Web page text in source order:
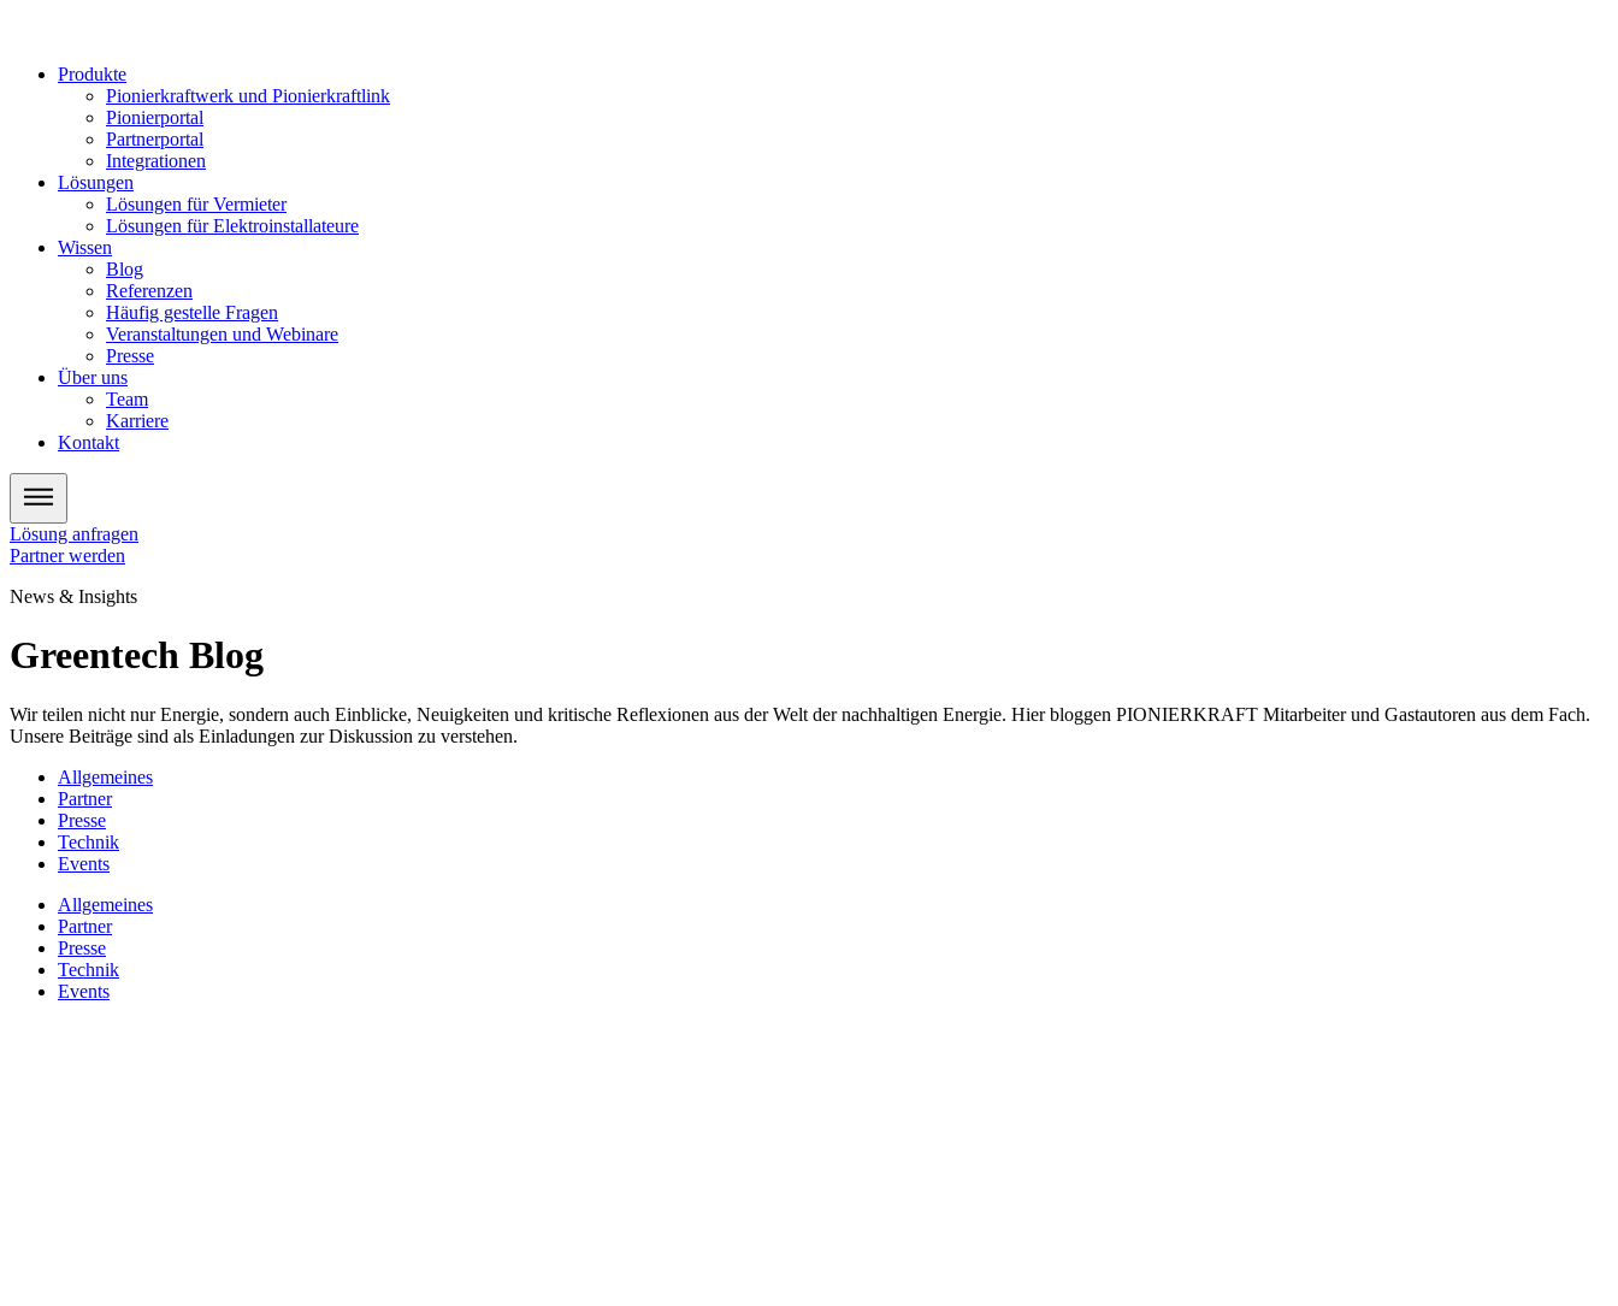
Produkte
Pionierkraftwerk und Pionierkraftlink
Pionierportal
Partnerportal
Integrationen
Lösungen
Lösungen für Vermieter
Lösungen für Elektroinstallateure
Wissen
Blog
Referenzen
Häufig gestelle Fragen
Veranstaltungen und Webinare
Presse
Über uns
Team
Karriere
Kontakt
Lösung anfragen
Partner werden
News & Insights
Greentech Blog
Wir teilen nicht nur Energie, sondern auch Einblicke, Neuigkeiten und kritische Reflexionen aus der Welt der nachhaltigen Energie. Hier bloggen PIONIERKRAFT Mitarbeiter und Gastautoren aus dem Fach.
Unsere Beiträge sind als Einladungen zur Diskussion zu verstehen.
Allgemeines
Partner
Presse
Technik
Events
Allgemeines
Partner
Presse
Technik
Events